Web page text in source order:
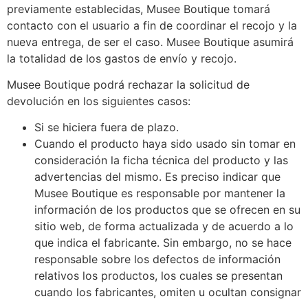
previamente establecidas, Musee Boutique tomará
contacto con el usuario a fin de coordinar el recojo y la
nueva entrega, de ser el caso. Musee Boutique asumirá
la totalidad de los gastos de envío y recojo.
Musee Boutique podrá rechazar la solicitud de
devolución en los siguientes casos:
Si se hiciera fuera de plazo.
Cuando el producto haya sido usado sin tomar en
consideración la ficha técnica del producto y las
advertencias del mismo. Es preciso indicar que
Musee Boutique es responsable por mantener la
información de los productos que se ofrecen en su
sitio web, de forma actualizada y de acuerdo a lo
que indica el fabricante. Sin embargo, no se hace
responsable sobre los defectos de información
relativos los productos, los cuales se presentan
cuando los fabricantes, omiten u ocultan consignar